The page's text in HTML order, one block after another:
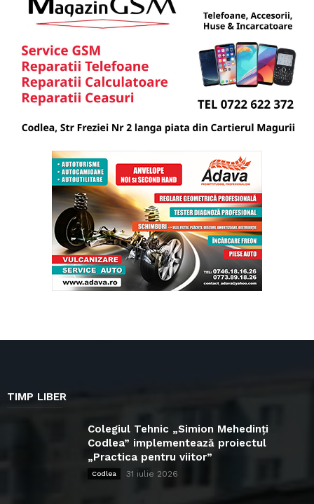
TIMP LIBER
Colegiul Tehnic „Simion Mehedinți
Codlea” implementează proiectul
„Practica pentru viitor”
Codlea 31 iulie 2026